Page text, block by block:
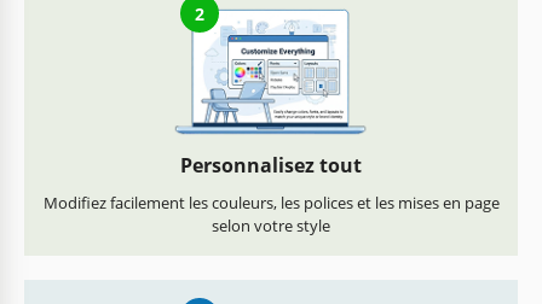
2
Personnalisez tout
Modifiez facilement les couleurs, les polices et les mises en page
selon votre style